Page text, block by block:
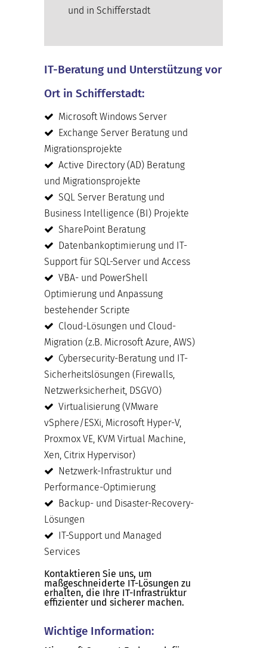
und in Schifferstadt
IT-Beratung und Unterstützung vor
Ort in Schifferstadt:
Microsoft Windows Server
Exchange Server Beratung und
Migrationsprojekte
Active Directory (AD) Beratung
und Migrationsprojekte
SQL Server Beratung und
Business Intelligence (BI) Projekte
SharePoint Beratung
Datenbankoptimierung und IT-
Support für SQL-Server und Access
VBA- und PowerShell
Optimierung und Anpassung
bestehender Scripte
Cloud-Lösungen und Cloud-
Migration (z.B. Microsoft Azure, AWS)
Cybersecurity-Beratung und IT-
Sicherheitslösungen (Firewalls,
Netzwerksicherheit, DSGVO)
Virtualisierung (VMware
vSphere/ESXi, Microsoft Hyper-V,
Proxmox VE, KVM Virtual Machine,
Xen, Citrix Hypervisor)
Netzwerk-Infrastruktur und
Performance-Optimierung
Backup- und Disaster-Recovery-
Lösungen
IT-Support und Managed
Services
Kontaktieren Sie uns, um
maßgeschneiderte IT-Lösungen zu
erhalten, die Ihre IT-Infrastruktur
effizienter und sicherer machen.
Wichtige Information: